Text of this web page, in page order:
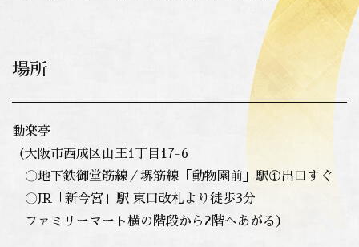
場所
動楽亭
（大阪市西成区山王1丁目17-6
〇地下鉄御堂筋線／堺筋線「動物園前」駅①出口すぐ
〇JR「新今宮」駅 東口改札より徒歩3分
ファミリーマート横の階段から2階へあがる）